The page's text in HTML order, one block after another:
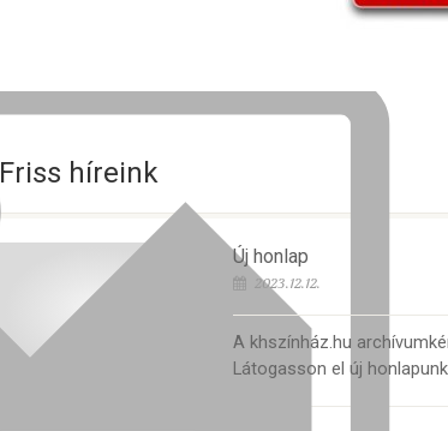
Friss híreink
Új honlap
2023.12.12.
A khszínház.hu
Látogasson el új